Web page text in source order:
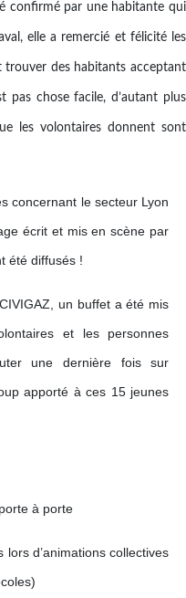
confirmé par une habitante qui
elle a remercié et félicité les
des habitants acceptant
pas chose facile, d’autant plus
les volontaires donnent sont
concernant le secteur Lyon
écrit et mis en scène par
été diffusés !
un buffet a été mis
et les personnes
une dernière fois sur
apporté à ces 15 jeunes
à porte
d’animations collectives